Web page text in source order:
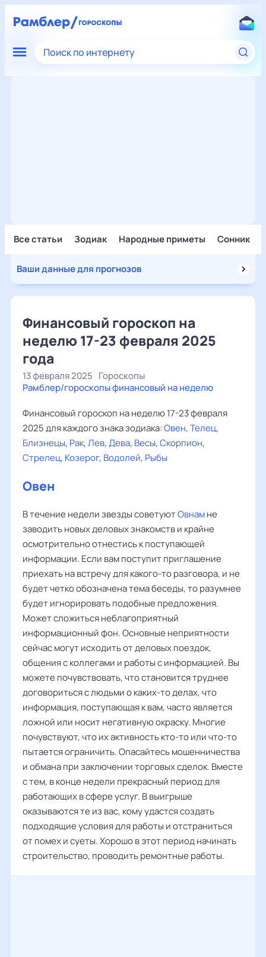
Поиск по интернету
Все статьи Зодиак Народные приметы Сонник
Ваши данные для прогнозов
Финансовый гороскоп на
неделю 17-23 февраля 2025
года
13 февраля 2025 Гороскопы
Рамблер/гороскопы финансовый на неделю
Финансовый гороскоп на неделю 17-23 февраля
2025 для каждого знака зодиака:Овен,Телец,
Близнецы, Рак,Лев,Дева, Весы,Скорпион,
Стрелец, Козерог, Водолей, Рыбы
Овен
В течение недели звезды советуютОвнамне
заводить новых деловых знакомств и крайне
осмотрительно отнестись к поступающей
информации. Если вам поступит приглашение
приехать на встречу для какого-то разговора, и не
будет четко обозначена тема беседы, то разумнее
будет игнорировать подобные предложения.
Может сложиться неблагоприятный
информационный фон. Основные неприятности
сейчас могут исходить от деловых поездок,
общения с коллегами и работы с информацией. Вы
можете почувствовать, что становится труднее
договориться с людьми о каких-то делах, что
информация, поступающая к вам, часто является
ложной или носит негативную окраску. Многие
почувствуют, что их активность кто-то или что-то
пытается ограничить. Опасайтесь мошенничества
и обмана при заключении торговых сделок. Вместе
с тем, в конце недели прекрасный период для
работающих в сфере услуг. В выигрыше
оказываются те из вас, кому удастся создать
подходящие условия для работы и отстраниться
от помех и суеты. Хорошо в этот период начинать
строительство, проводить ремонтные работы.